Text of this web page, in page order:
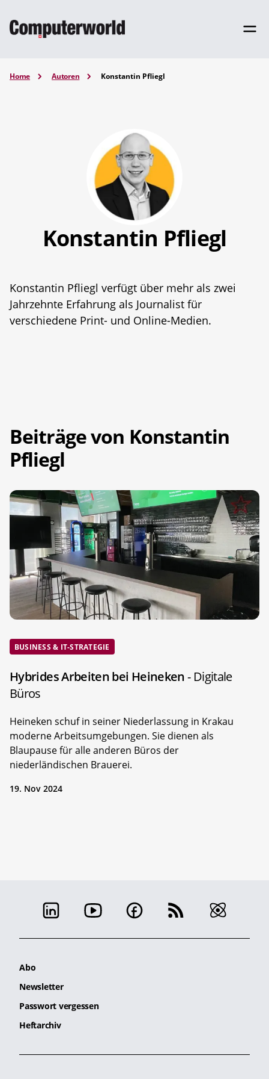
Home Autoren Konstantin Pfliegl
Konstantin Pfliegl
Konstantin Pfliegl verfügt über mehr als zwei
Jahrzehnte Erfahrung als Journalist für
verschiedene Print- und Online-Medien.
Beiträge von Konstantin
Pfliegl
BUSINESS & IT-STRATEGIE
Hybrides Arbeiten bei Heineken- Digitale
Büros
Heineken schuf in seiner Niederlassung in Krakau
moderne Arbeitsumgebungen. Sie dienen als
Blaupause für alle anderen Büros der
niederländischen Brauerei.
19. Nov 2024
Abo
Newsletter
Passwort vergessen
Heftarchiv